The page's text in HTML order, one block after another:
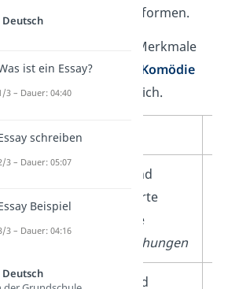
verschiedenen Dramenformen.
Hier zeigen wir dir die Merkmale
der zwei Hauptformen
Komödie
undTragödie im Vergleich.
Form Komödie
fröhliche und
unbeschwerte
Themen wie
Liebesbeziehungen
Ende Konflikt wird
ist ein Essay?
3 – Dauer: 04:40
schreiben
3 – Dauer: 05:07
Beispiel
3 – Dauer: 04:16